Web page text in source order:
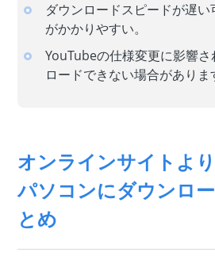
ダウンロードスピードが遅
がかかりやすい。
YouTubeの仕様変更に影響
ロードできない場合がありま
オンラインサイトよ
パソコンにダウンロ
とめ